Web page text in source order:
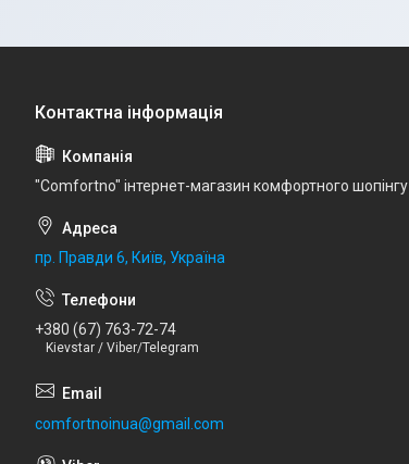
"Comfortno" інтернет-магазин комфортного шопінгу
пр. Правди 6, Київ, Україна
+380 (67) 763-72-74
Kievstar / Viber/Telegram
comfortnoinua@gmail.com